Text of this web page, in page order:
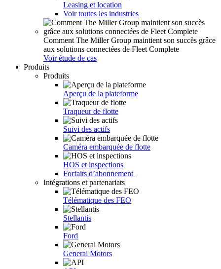
Leasing et location
Voir toutes les industries
Comment The Miller Group maintient son succès grâce
aux solutions connectées de Fleet Complete
Voir étude de cas
Produits
Produits
Aperçu de la plateforme
Traqueur de flotte
Suivi des actifs
Caméra embarquée de flotte
HOS et inspections
Forfaits d’abonnement
Intégrations et partenariats
Télématique des FEO
Stellantis
Ford
General Motors